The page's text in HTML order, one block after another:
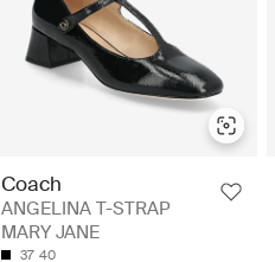
Coach
ANGELINA T-STRAP
MARY JANE
37 40